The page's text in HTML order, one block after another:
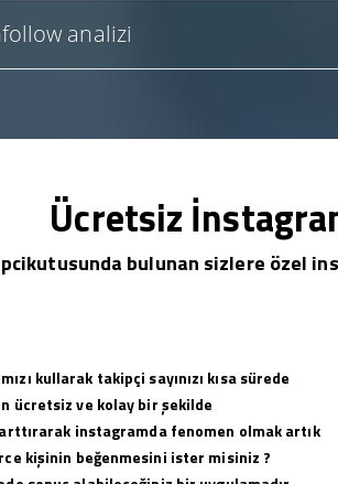
analizi
Ücretsiz
bulunan sizlere özel
kullarak takipçi sayınızı kısa sürede
ücretsiz ve kolay bir şekilde
instagramda fenomen olmak artık
kişinin beğenmesini ister misiniz ?